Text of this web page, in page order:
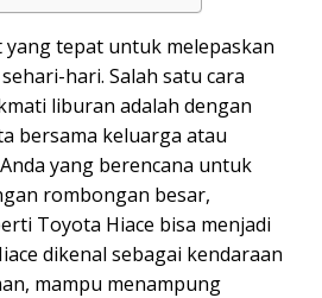
yang tepat untuk melepaskan
hari. Salah satu cara
liburan adalah dengan
bersama keluarga atau
yang berencana untuk
rombongan besar,
Toyota Hiace bisa menjadi
dikenal sebagai kendaraan
mampu menampung